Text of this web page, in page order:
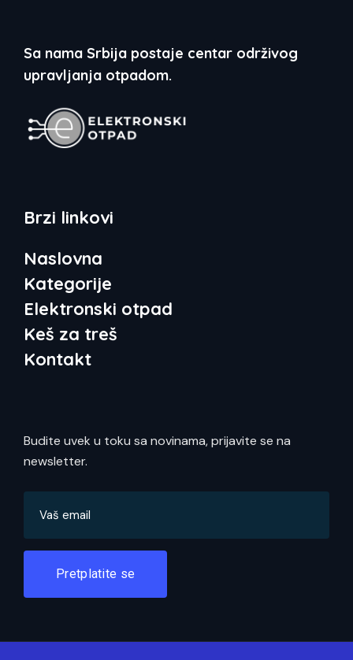
Sa nama Srbija postaje centar održivog
upravljanja otpadom.
Brzi linkovi
Naslovna
Kategorije
Elektronski otpad
Keš za treš
Kontakt
Budite uvek u toku sa novinama, prijavite se na
newsletter.
Pretplatite se